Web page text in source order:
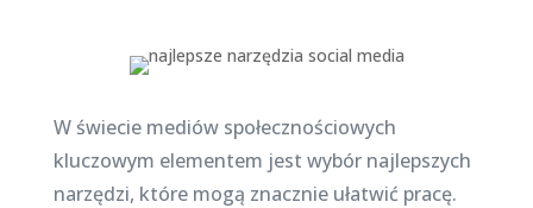
W świecie mediów społecznościowych
kluczowym elementem jest wybór najlepszych
narzędzi, które mogą znacznie ułatwić pracę.